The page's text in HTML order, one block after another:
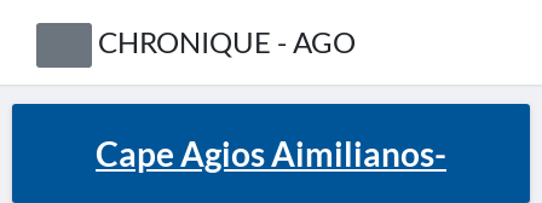
CHRONIQUE - AGO
Cape Agios Aimilianos-